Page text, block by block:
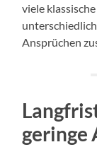
viele
Ansprüchen
geringe